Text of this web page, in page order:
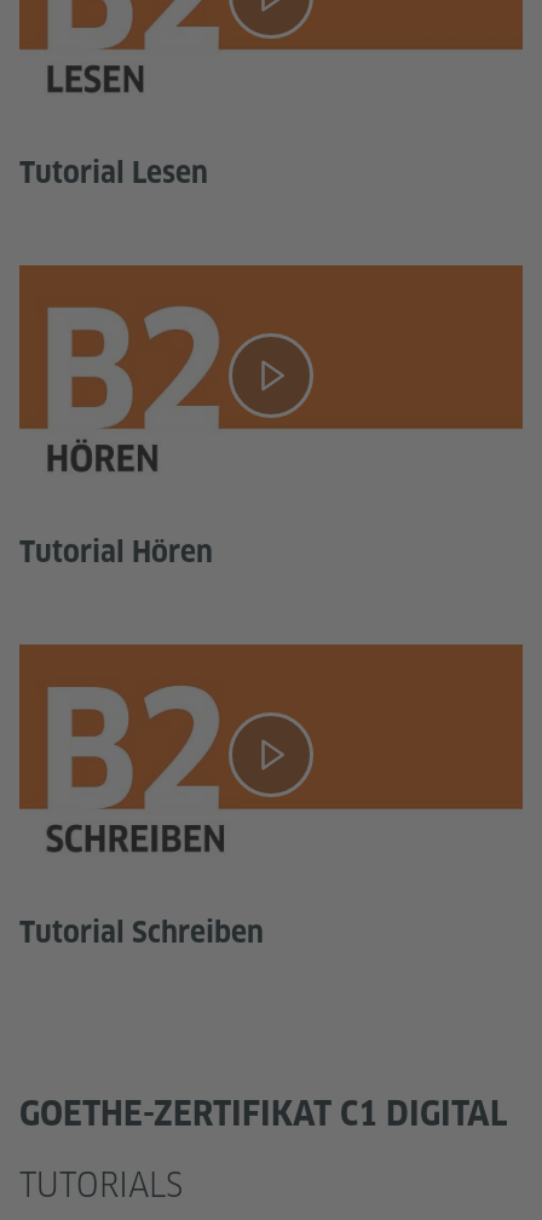
Tutorial Lesen
Tutorial Hören
Tutorial Schreiben
GOETHE-ZERTIFIKAT C1 DIGITAL
TUTORIALS